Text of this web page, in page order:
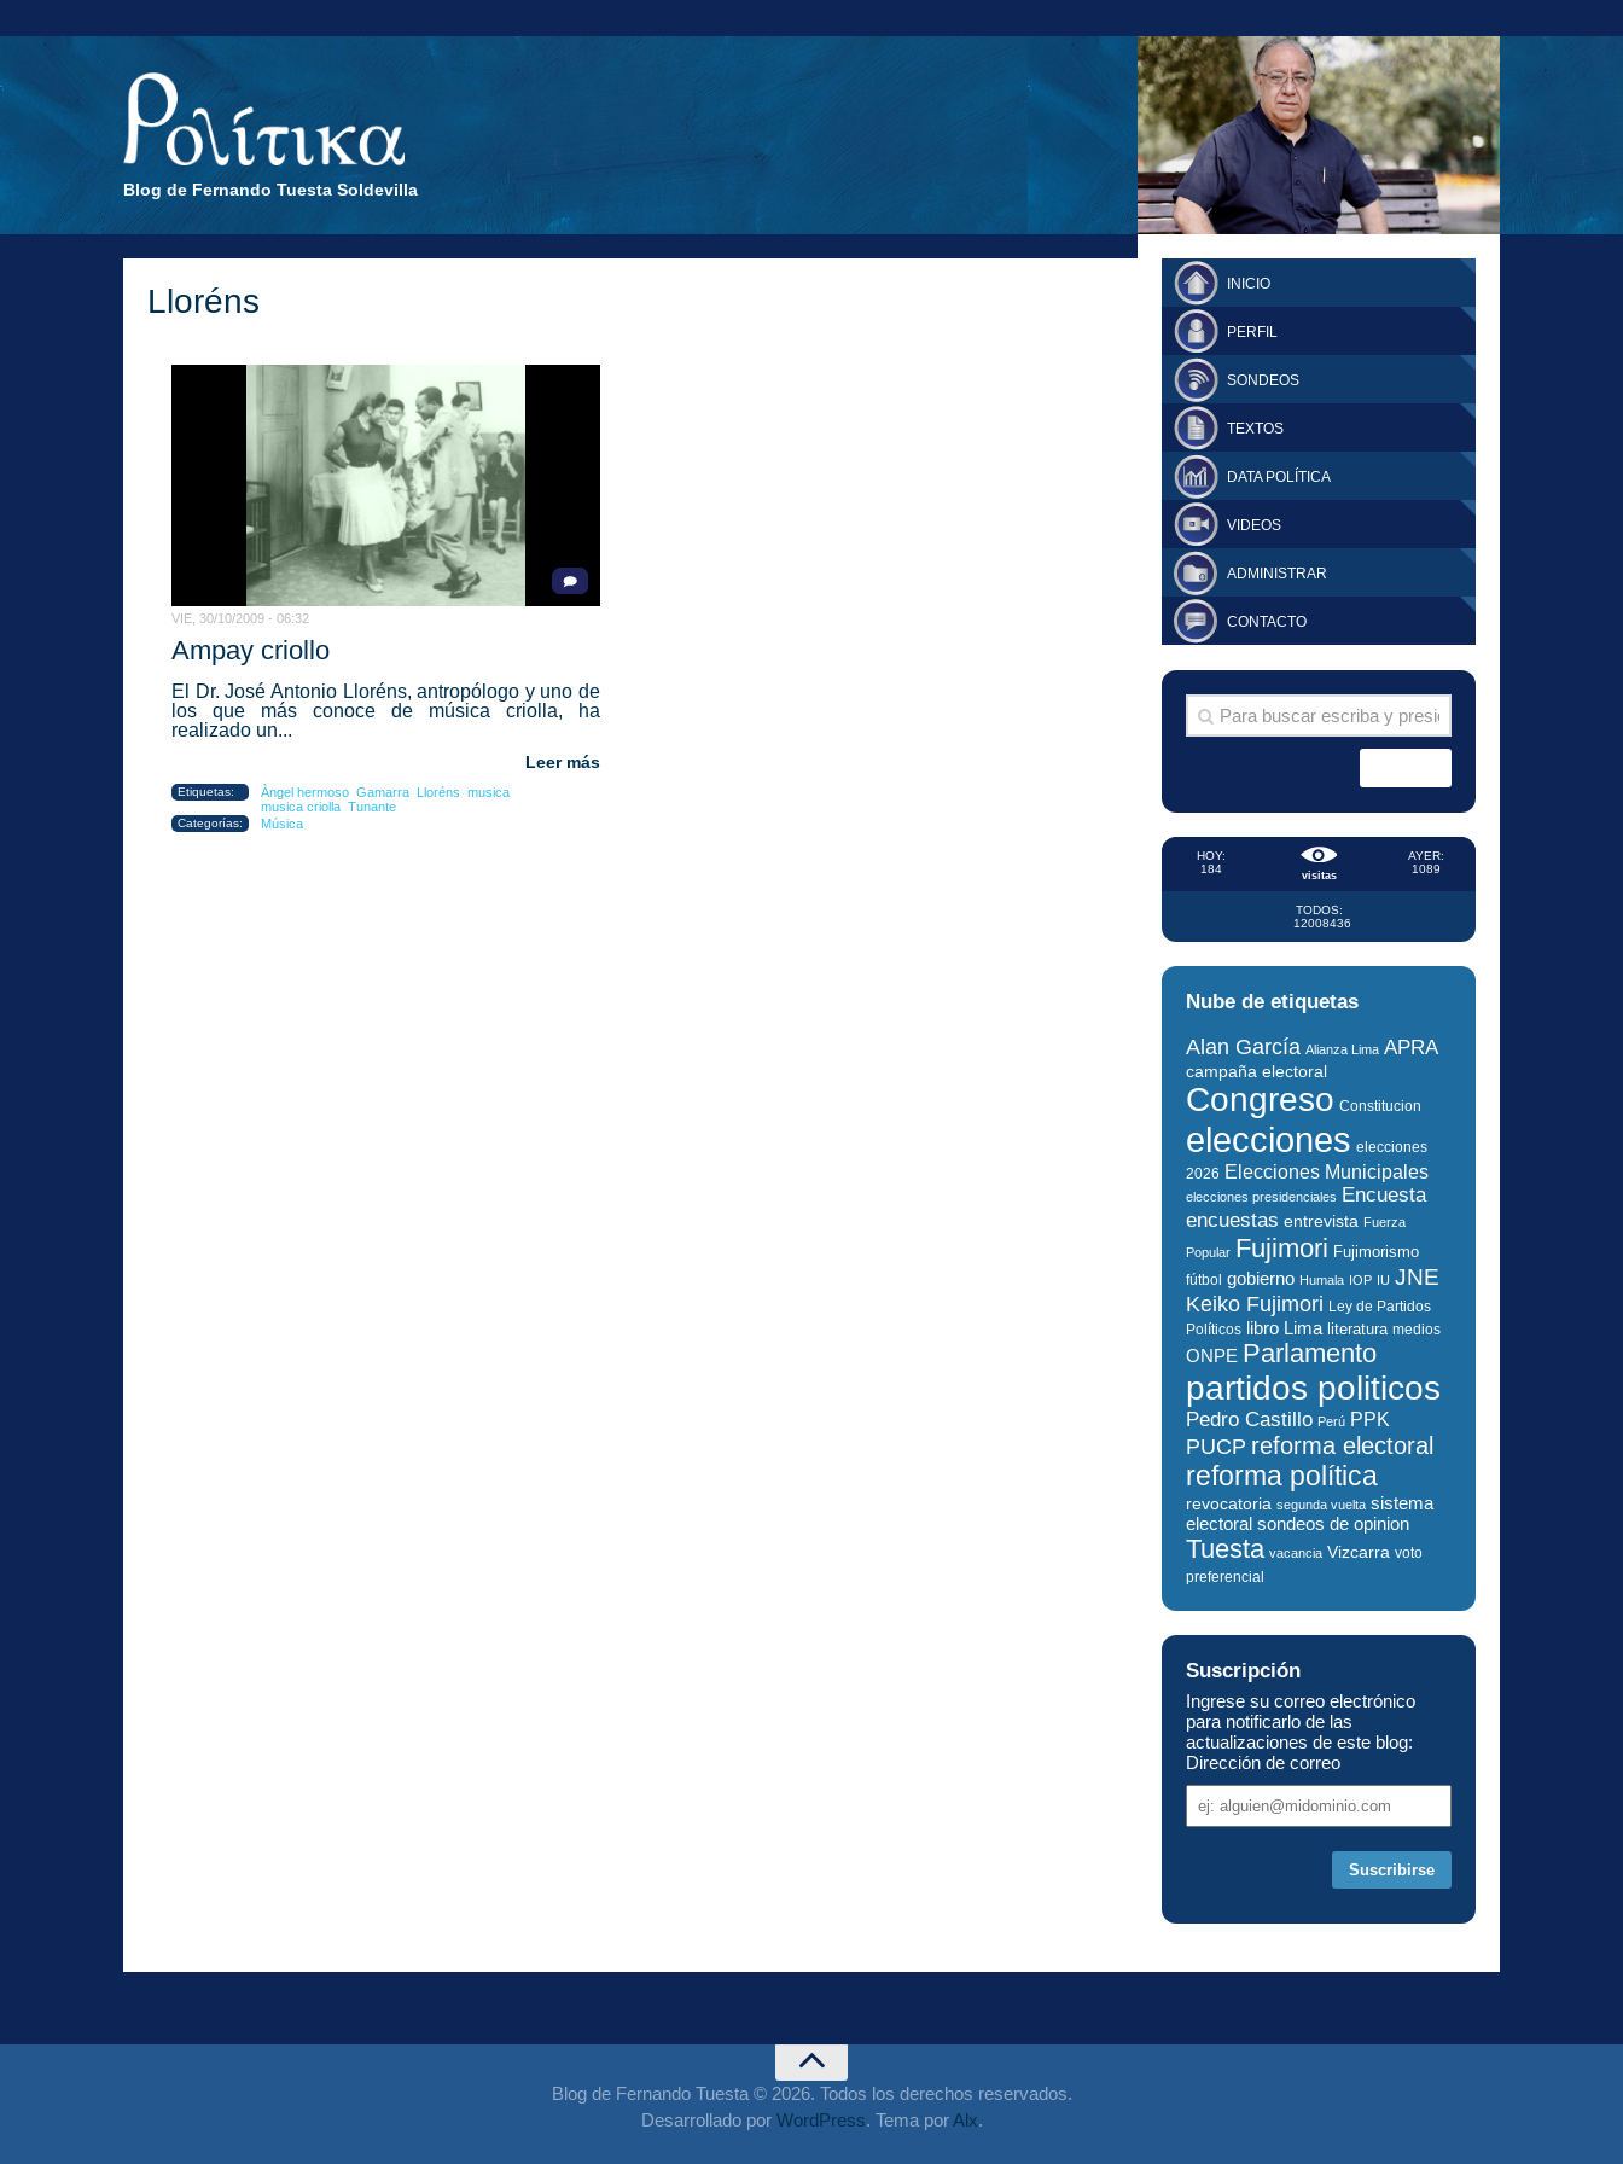
Blog de Fernando Tuesta Soldevilla
FERNANDO TUESTA SUPLEMENTO
DOMINGO
Lloréns
VIE, 30/10/2009 - 06:32
Ampay criollo
El Dr. José Antonio Lloréns, antropólogo y uno de
los que más conoce de música criolla, ha
realizado un...
Leer más
Etiquetas: Àngel hermoso Gamarra Lloréns musica
musica criolla Tunante
Categorías: Música
INICIO
PERFIL
SONDEOS
TEXTOS
DATA POLÍTICA
VIDEOS
ADMINISTRAR
CONTACTO
visitas
HOY:
184
AYER:
1089
TODOS:
12008436
Nube de etiquetas
Alan García Alianza Lima APRA
campaña electoral
Congreso Constitucion
elecciones elecciones
2026 Elecciones Municipales
elecciones presidenciales Encuesta
encuestas entrevista Fuerza
Popular Fujimori Fujimorismo
fútbol gobierno Humala IOP IU JNE
Keiko Fujimori Ley de Partidos
Políticos libro Lima literatura medios
ONPE Parlamento
partidos politicos
Pedro Castillo Perú PPK
PUCP reforma electoral
reforma política
revocatoria segunda vuelta sistema
electoral sondeos de opinion
Tuesta vacancia Vizcarra voto
preferencial
Suscripción
Ingrese su correo electrónico
para notificarlo de las
actualizaciones de este blog:
Dirección de correo
de
Blog de Fernando Tuesta © 2026. Todos los derechos reservados.
Desarrollado por WordPress. Tema porAlx.